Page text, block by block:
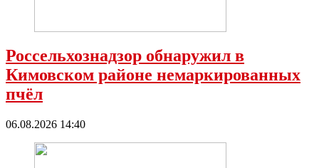
Россельхознадзор обнаружил в
Кимовском районе немаркированных
пчёл
06.08.2026 14:40